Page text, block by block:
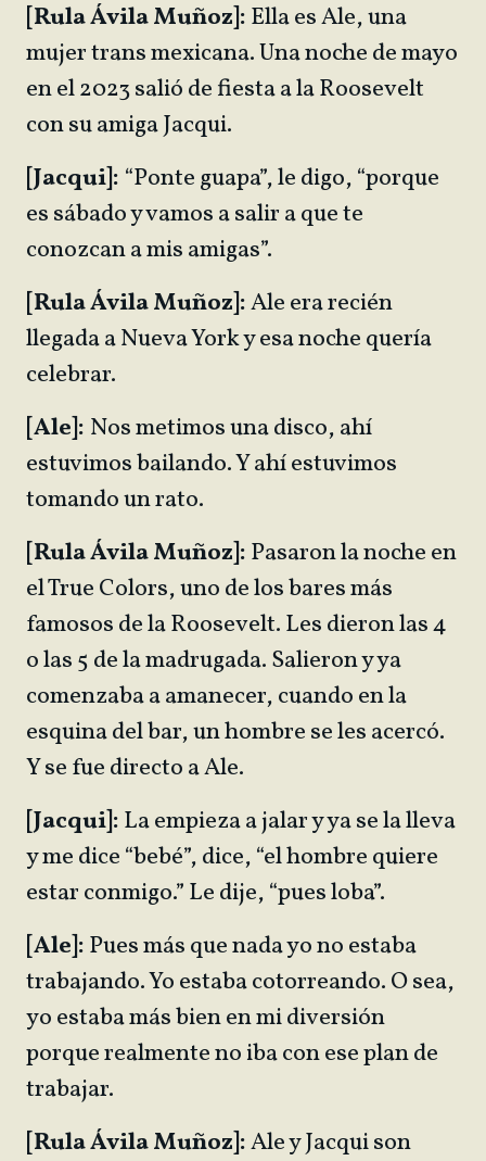
[Rula Ávila Muñoz]:Ella es Ale, una
mujer trans mexicana. Una noche de mayo
en el 2023 salió de fiesta a la Roosevelt
con su amiga Jacqui.
[Jacqui]: “Ponte guapa”, le digo, “porque
es sábado y vamos a salir a que te
conozcan a mis amigas”.
[Rula Ávila Muñoz]:Ale era recién
llegada a Nueva York y esa noche quería
celebrar.
[Ale]: Nos metimos una disco, ahí
estuvimos bailando. Y ahí estuvimos
tomando un rato.
[Rula Ávila Muñoz]:Pasaron la noche en
el True Colors, uno de los bares más
famosos de la Roosevelt. Les dieron las 4
o las 5 de la madrugada. Salieron y ya
comenzaba a amanecer, cuando en la
esquina del bar, un hombre se les acercó.
Y se fue directo a Ale.
[Jacqui]:La empieza a jalar y ya se la lleva
y me dice “bebé”, dice, “el hombre quiere
estar conmigo.” Le dije, “pues loba”.
[Ale]:Pues más que nada yo no estaba
trabajando. Yo estaba cotorreando. O sea,
yo estaba más bien en mi diversión
porque realmente no iba con ese plan de
trabajar.
[Rula Ávila Muñoz]:Ale y Jacqui son